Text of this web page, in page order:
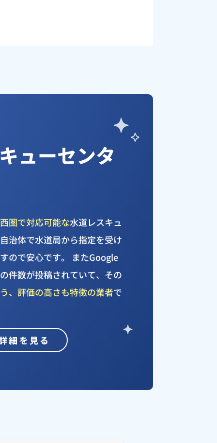
ューセンタ
圏で対応可能な水道レスキュ
治体で水道局から指定を受け
ので安心です。 またGoogle
件数が投稿されていて、その
、評価の高さも特徴の業者で
細を見る